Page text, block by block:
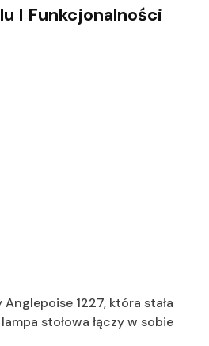
I Funkcjonalności
1227, która stała
stołowa łączy w sobie